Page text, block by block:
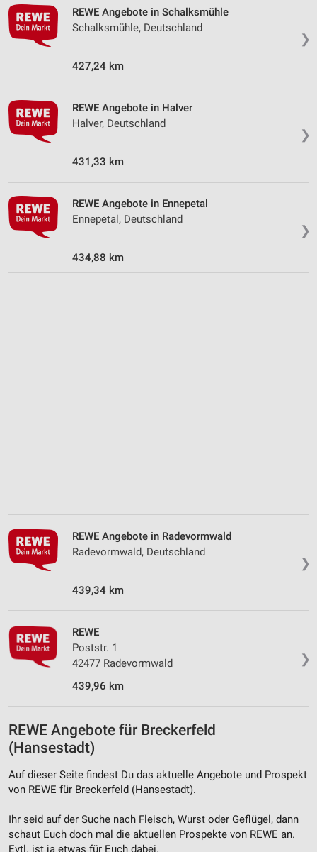
❯
REWE Angebote in Schalksmühle
Schalksmühle, Deutschland
427,24 km
❯
REWE Angebote in Halver
Halver, Deutschland
431,33 km
❯
REWE Angebote in Ennepetal
Ennepetal, Deutschland
434,88 km
❯
REWE Angebote in Radevormwald
Radevormwald, Deutschland
439,34 km
❯
REWE
Poststr. 1
42477 Radevormwald
439,96 km
REWE Angebote für Breckerfeld
(Hansestadt)
Auf dieser Seite findest Du das aktuelle Angebote und Prospekt
von REWE für Breckerfeld (Hansestadt).
Ihr seid auf der Suche nach Fleisch, Wurst oder Geflügel, dann
schaut Euch doch mal die aktuellen Prospekte von REWE an.
Evtl. ist ja etwas für Euch dabei.
Verwendung genauer Standortdaten
Geräte anhand von aktiv angeforderten
Notwendig
Performance